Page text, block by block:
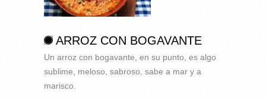
ARROZ CON BOGAVANTE
Un arroz con bogavante, en su punto, es algo
sublime, meloso, sabroso, sabe a mar y a
marisco.